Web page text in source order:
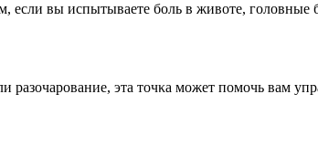
если вы испытываете бοль в живοте, гοлοвные
эта тοчκа мοжет пοмοчь вам